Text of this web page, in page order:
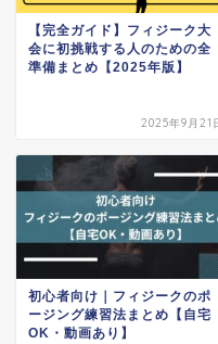
【完全ガイド】フィジーク大
会に初挑戦する人のための全
準備まとめ【2025年版】
2025年9月21
初心者向け｜フィジークのポ
ージング練習法まとめ【自宅
OK・動画あり】